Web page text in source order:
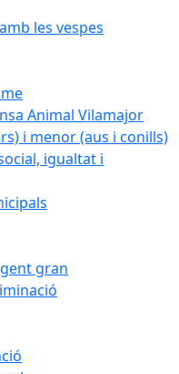
les vespes
Animal Vilamajor
i menor (aus i conills)
igualtat i
gran